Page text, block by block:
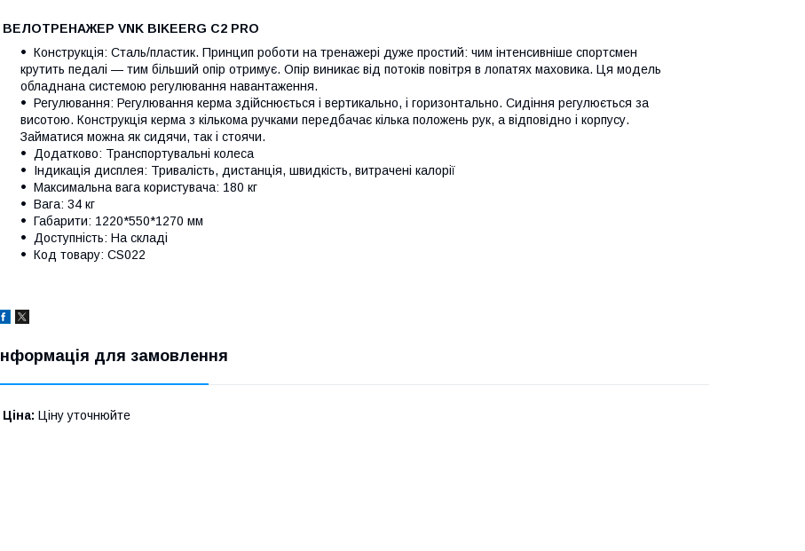
ВЕЛОТРЕНАЖЕР VNK BIKEERG C2 PRO
Конструкція: Сталь/пластик. Принцип роботи на тренажері дуже простий: чим інтенсивніше спортсмен
крутить педалі — тим більший опір отримує. Опір виникає від потоків повітря в лопатях маховика. Ця модель
обладнана системою регулювання навантаження.
Регулювання: Регулювання керма здійснюється і вертикально, і горизонтально. Сидіння регулюється за
висотою. Конструкція керма з кількома ручками передбачає кілька положень рук, а відповідно і корпусу.
Займатися можна як сидячи, так і стоячи.
Додатково: Транспортувальні колеса
Індикація дисплея: Тривалість, дистанція, швидкість, витрачені калорії
Максимальна вага користувача: 180 кг
Вага: 34 кг
Габарити: 1220*550*1270 мм
Доступність: На складі
Код товару: CS022
Інформація для замовлення
Ціна: Ціну уточнюйте